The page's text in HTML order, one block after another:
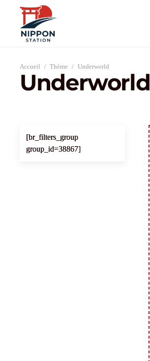
Accueil / Thème / Underworld
Underworld
[br_filters_group
group_id=38867]